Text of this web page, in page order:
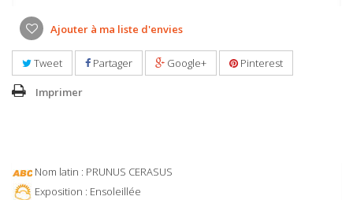
Ajouter à ma liste d'envies
Tweet Partager Google+ Pinterest
Imprimer
Nom latin : PRUNUS CERASUS
Exposition : Ensoleillée